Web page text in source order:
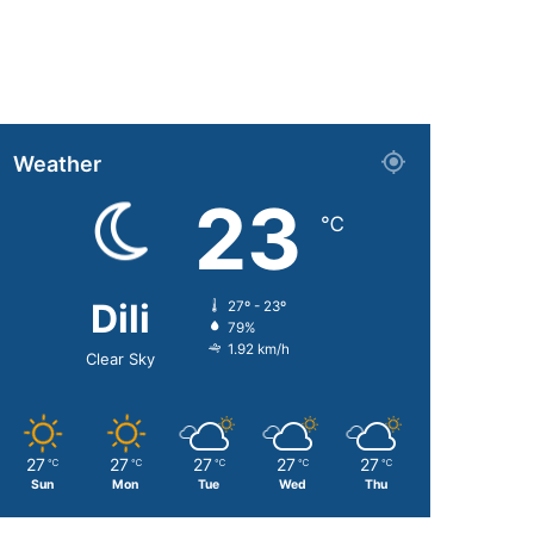
Weather
Dili
Clear Sky
23 ℃
27º - 23º
79%
1.92 km/h
27 ℃
Sun
27 ℃
Mon
27 ℃
Tue
27 ℃
Wed
27 ℃
Thu